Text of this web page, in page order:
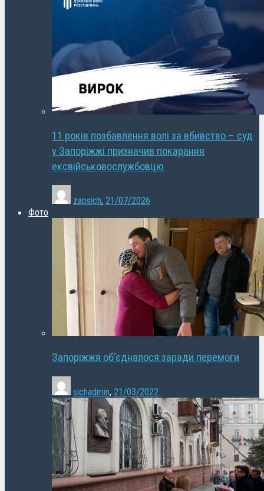
11 років позбавлення волі за вбивство – суд
у Запоріжжі призначив покарання
ексвійськовослужбовцю
zapsich, 21/07/2026
Фото
Запоріжжя об’єдналося заради перемоги
sichadmin, 21/03/2022